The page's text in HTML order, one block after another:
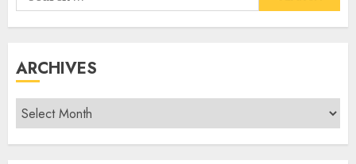
for:
ARCHIVES
Archives